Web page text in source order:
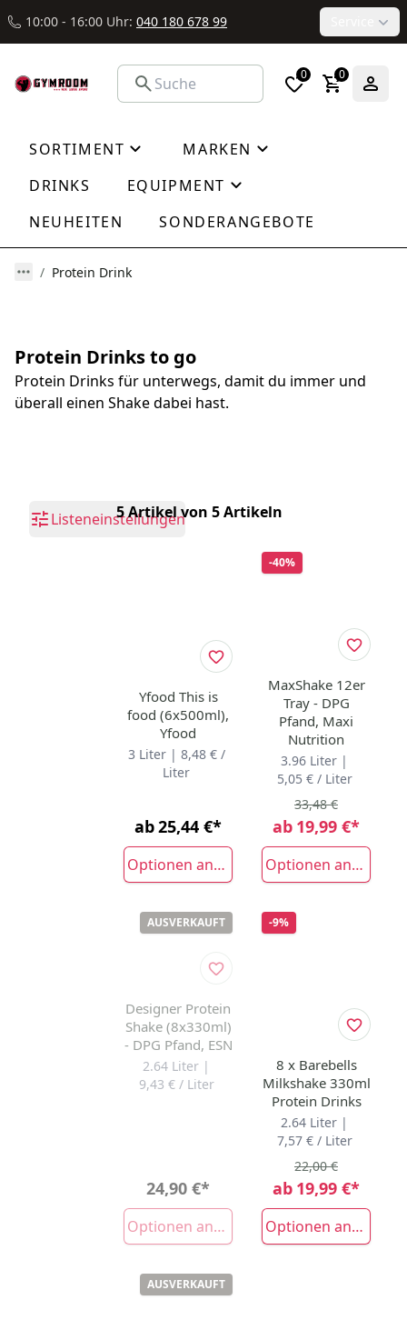
10:00 - 16:00 Uhr: 040 180 678 99
0 0
SORTIMENT
MARKEN
DRINKS
EQUIPMENT
NEUHEITEN
SONDERANGEBOTE
Protein Drink
Protein Drinks to go
Protein Drinks für unterwegs, damit du immer und
überall einen Shake dabei hast.
Listeneinstellungen
5 Artikel von 5 Artikeln
Yfood This is
food (6x500ml),
Yfood
3 Liter | 8,48 € /
Liter
ab25,44 €*
Optionen anzeigen
-40%
MaxShake 12er
Tray - DPG
Pfand, Maxi
Nutrition
3.96 Liter |
5,05 € / Liter
ab 19,99 €*
33,48 €
Optionen anzeigen
AUSVERKAUFT
Designer Protein
Shake (8x330ml)
- DPG Pfand, ESN
2.64 Liter |
9,43 € / Liter
24,90 €*
Optionen anzeigen
-9%
8 x Barebells
Milkshake 330ml
Protein Drinks
2.64 Liter |
7,57 € / Liter
ab 19,99 €*
22,00 €
Optionen anzeigen
AUSVERKAUFT